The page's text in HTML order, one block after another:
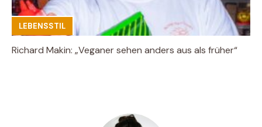
LEBENSSTIL
Richard Makin: „Veganer sehen anders aus als früher“